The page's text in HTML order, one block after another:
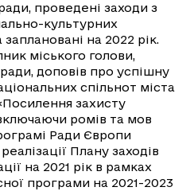
проведені заходи з
культурних
на 2022 рік.
міського голови,
доповів про успішну
спільнот міста
захисту
ромів та мов
Ради Європи
Плану заходів
на 2021 рік в рамках
програми на 2021-2023